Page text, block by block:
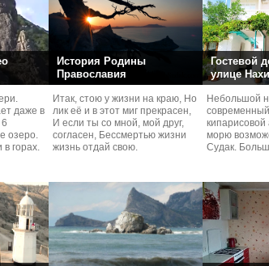
даже в
озеро.
горах.
История Родины
Православия
Итак, стою у жизни на краю, Но
лик её и в этот миг прекрасен,
И если ты со мной, мой друг,
согласен, Бессмертью жизни
жизнь отдай свою.
Гостевой
улице
Небольшой
морю
Судaк.